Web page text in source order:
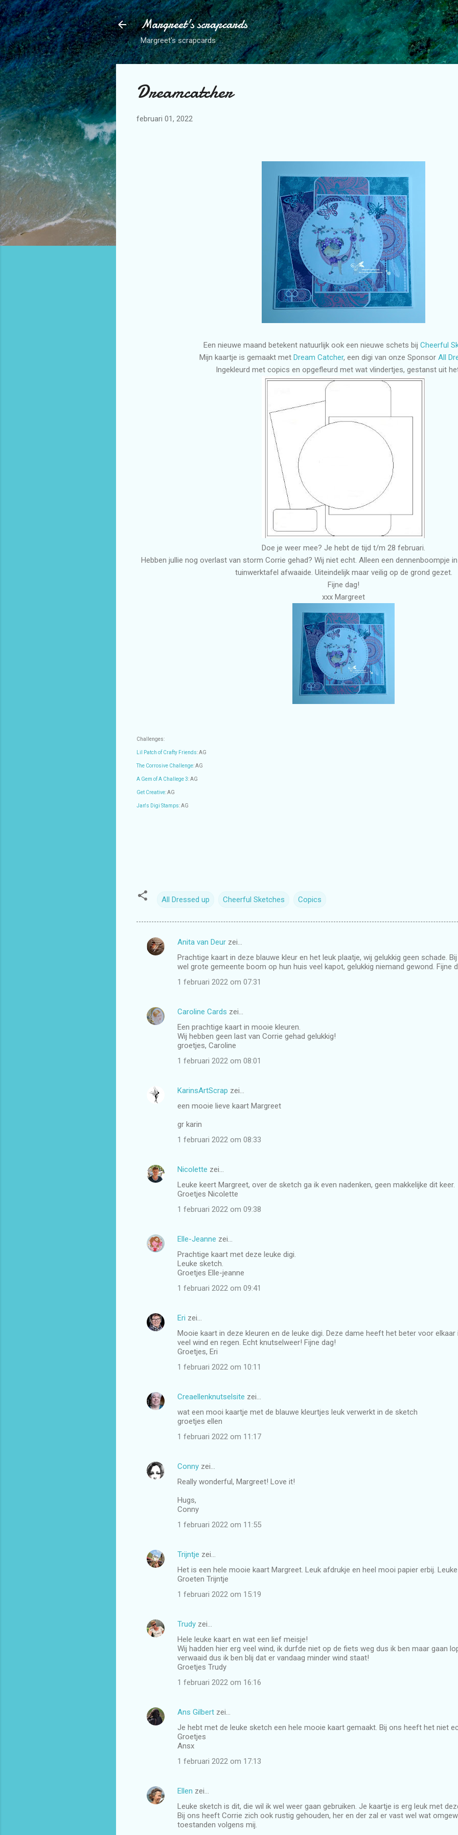
Doorgaan naar hoofdcontent
Margreet's scrapcards
Margreet's scrapcards
Dreamcatcher
februari 01, 2022
Een nieuwe maand betekent natuurlijk ook een nieuwe schets bij Cheerful
Mijn kaartje is gemaakt met Dream Catcher, een digi van onze Sponsor All
Ingekleurd met copics en opgefleurd met wat vlindertjes, gestanst uit het
Doe je weer mee? Je hebt de tijd t/m 28 februari.
Hebben jullie nog overlast van storm Corrie gehad? Wij niet echt. Alleen een dennenboompje
tuinwerktafel afwaaide. Uiteindelijk maar veilig op de grond gezet.
Fijne dag!
xxx Margreet
Challenges:
Lil Patch of Crafty Friends: AG
The Corrosive Challenge: AG
A Gem of A Challege 3: AG
Get Creative: AG
Jan's Digi Stamps: AG
All Dressed up Cheerful Sketches Copics
R
i
Anita van Deur zei…
Prachtige kaart in deze blauwe kleur en het leuk plaatje, wij gelukkig geen schade.
wel grote gemeente boom op hun huis veel kapot, gelukkig niemand gewond. Fijne
1 februari 2022 om 07:31
Caroline Cards zei…
Een prachtige kaart in mooie kleuren.
Wij hebben geen last van Corrie gehad gelukkig!
groetjes, Caroline
1 februari 2022 om 08:01
KarinsArtScrap zei…
een mooie lieve kaart Margreet
gr karin
1 februari 2022 om 08:33
Nicolette zei…
Leuke keert Margreet, over de sketch ga ik even nadenken, geen makkelijke dit keer.
Groetjes Nicolette
1 februari 2022 om 09:38
Elle-Jeanne zei…
Prachtige kaart met deze leuke digi.
Leuke sketch.
Groetjes Elle-jeanne
1 februari 2022 om 09:41
Eri zei…
Mooie kaart in deze kleuren en de leuke digi. Deze dame heeft het beter voor
veel wind en regen. Echt knutselweer! Fijne dag!
Groetjes, Eri
1 februari 2022 om 10:11
Creaellenknutselsite zei…
wat een mooi kaartje met de blauwe kleurtjes leuk verwerkt in de sketch
groetjes ellen
1 februari 2022 om 11:17
Conny zei…
Really wonderful, Margreet! Love it!
Hugs,
Conny
1 februari 2022 om 11:55
Trijntje zei…
Het is een hele mooie kaart Margreet. Leuk afdrukje en heel mooi papier erbij.
Groeten Trijntje
1 februari 2022 om 15:19
Trudy zei…
Hele leuke kaart en wat een lief meisje!
Wij hadden hier erg veel wind, ik durfde niet op de fiets weg dus ik ben maar gaan
verwaaid dus ik ben blij dat er vandaag minder wind staat!
Groetjes Trudy
1 februari 2022 om 16:16
Ans Gilbert zei…
Je hebt met de leuke sketch een hele mooie kaart gemaakt. Bij ons heeft het niet
Groetjes
Ansx
1 februari 2022 om 17:13
Ellen zei…
Leuke sketch is dit, die wil ik wel weer gaan gebruiken. Je kaartje is erg leuk met
Bij ons heeft Corrie zich ook rustig gehouden, her en der zal er vast wel wat
toestanden volgens mij.